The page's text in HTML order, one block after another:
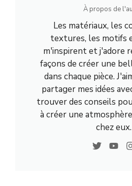
À propos de
Les matériaux, les
textures, les motifs
m'inspirent et j'adore
façons de créer une
dans chaque pièce.
partager mes idées
trouver des conseils
à créer une
chez eux.